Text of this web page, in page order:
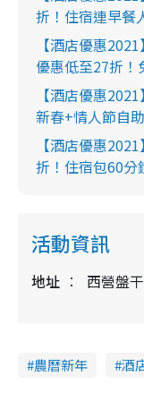
折！住宿連早餐
【酒店優惠
優惠低至27折
【酒店優惠
新春+情人節自
【酒店優惠
折！住宿包60
活動資訊
地址 西營盤
農曆新年 酒